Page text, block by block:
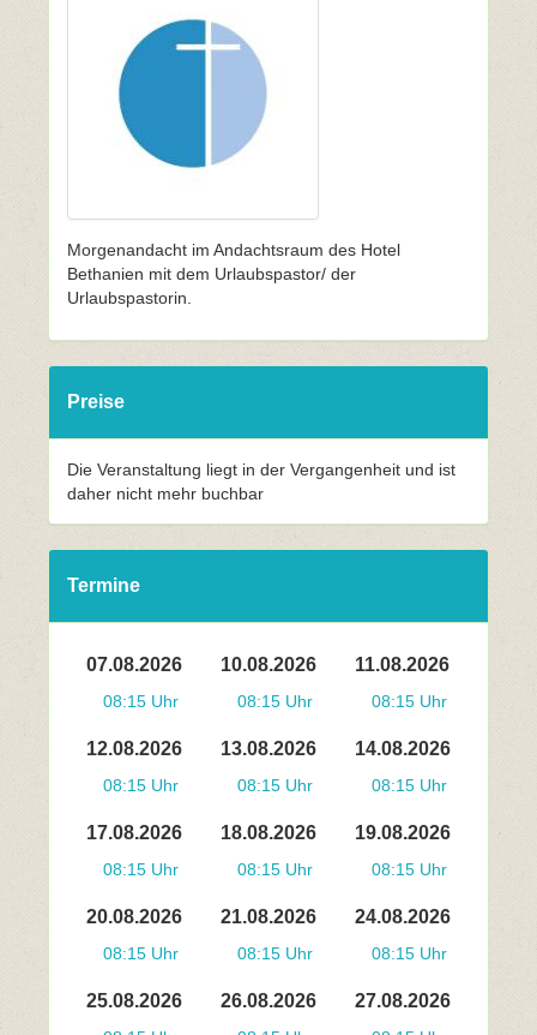
Morgenandacht im Andachtsraum des Hotel
Bethanien mit dem Urlaubspastor/ der
Urlaubspastorin.
Preise
Die Veranstaltung liegt in der Vergangenheit und ist
daher nicht mehr buchbar
Termine
07.08.2026
08:15 Uhr
10.08.2026
08:15 Uhr
11.08.2026
08:15 Uhr
12.08.2026
08:15 Uhr
13.08.2026
08:15 Uhr
14.08.2026
08:15 Uhr
17.08.2026
08:15 Uhr
18.08.2026
08:15 Uhr
19.08.2026
08:15 Uhr
20.08.2026
08:15 Uhr
21.08.2026
08:15 Uhr
24.08.2026
08:15 Uhr
25.08.2026 26.08.2026 27.08.2026